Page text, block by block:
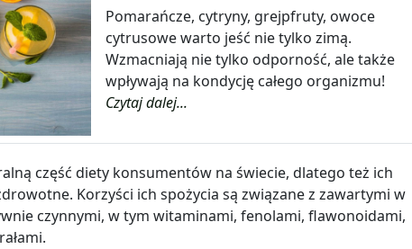
Pomarańcze, cytryny, grejpfruty, owoce
cytrusowe warto jeść nie tylko zimą.
Wzmacniają nie tylko odporność, ale także
wpływają na kondycję całego organizmu!
Czytaj dalej...
część diety konsumentów na świecie, dlatego też ich
Korzyści ich spożycia są związane z zawartymi w
czynnymi, w tym witaminami, fenolami, flawonoidami,